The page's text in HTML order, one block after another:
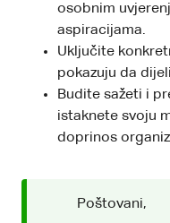
osobnim
aspiracijama.
Uključite
pokazuju da
Budite sažeti i
istaknete svoju
doprinos
Poštovani,